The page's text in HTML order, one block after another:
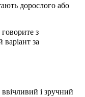
дорослого або
з
за
і зручний